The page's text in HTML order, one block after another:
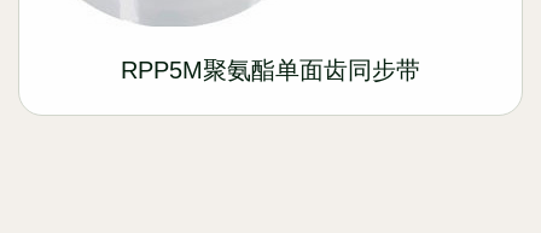
RPP5M聚氨酯单面齿同步带